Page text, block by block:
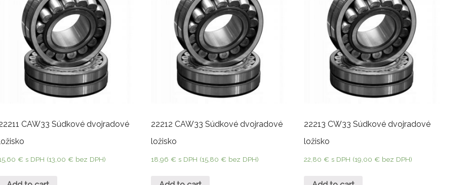
CAW33 Súdkové dvojradové
€ s DPH (13,00€ bez DPH)
22212 CAW33 Súdkové dvojradové
ložisko
18,96€ s DPH (15,80€ bez DPH)
22213 CW33 Súdkové dvojradové
ložisko
22,80 € s DPH (19,00 €bez DPH)